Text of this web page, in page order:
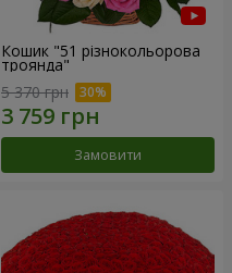
Кошик "51 різнокольорова
троянда"
5 370 грн
Замовити